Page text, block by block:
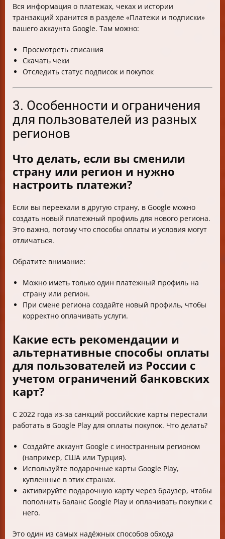
Вся информация о платежах, чеках и истории
транзакций хранится в разделе «Платежи и подписки»
вашего аккаунта Google. Там можно:
Просмотреть списания
Скачать чеки
Отследить статус подписок и покупок
3. Особенности и ограничения
для пользователей из разных
регионов
Что делать, если вы сменили
страну или регион и нужно
настроить платежи?
Если вы переехали в другую страну, в Google можно
создать новый платежный профиль для нового региона.
Это важно, потому что способы оплаты и условия могут
отличаться.
Обратите внимание:
Можно иметь только один платежный профиль на
страну или регион.
При смене региона создайте новый профиль, чтобы
корректно оплачивать услуги.
Какие есть рекомендации и
альтернативные способы оплаты
для пользователей из России с
учетом ограничений банковских
карт?
С 2022 года из-за санкций российские карты перестали
работать в Google Play для оплаты покупок. Что делать?
Создайте аккаунт Google с иностранным регионом
(например, США или Турция).
Используйте подарочные карты Google Play,
купленные в этих странах.
активируйте подарочную карту через браузер, чтобы
пополнить баланс Google Play и оплачивать покупки с
него.
Это один из самых надёжных способов обхода